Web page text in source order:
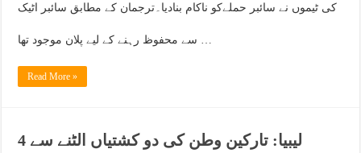
کی ٹیموں نے سائبر حملےکو ناکام بنادیا۔ترجمان کے مطابق سائبر اٹیک
Read More »
لیبیا: تارکین وطن کی دو کشتیاں الٹنے سے 4